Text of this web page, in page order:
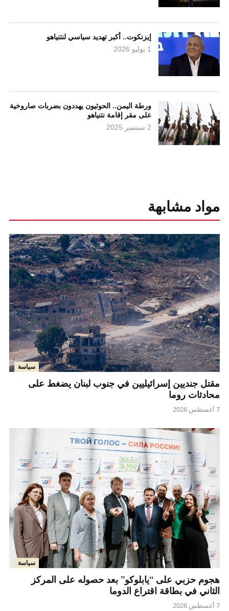
إيزنكوت.. أكبر تهديد سياسي لنتنياهو
1 يوليو 2026
ورطة اليمن.. الحوثيون يهددون بضربات صاروخية
على مقر إقامة نتنياهو
2 سبتمبر 2025
مواد مشابهة
سياسة
مقتل جنديين إسرائيليين في جنوب لبنان يضغط على
محادثات روما
7 أغسطس 2026
سياسة
هجوم حزبي على “يابلوكو” بعد حصوله على المركز
الثاني في بطاقة اقتراع الدوما
7 أغسطس 2026